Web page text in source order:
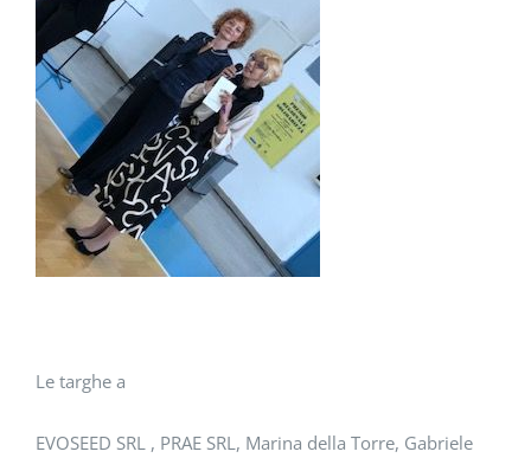
Le targhe a
EVOSEED SRL , PRAE SRL, Marina della Torre, Gabriele